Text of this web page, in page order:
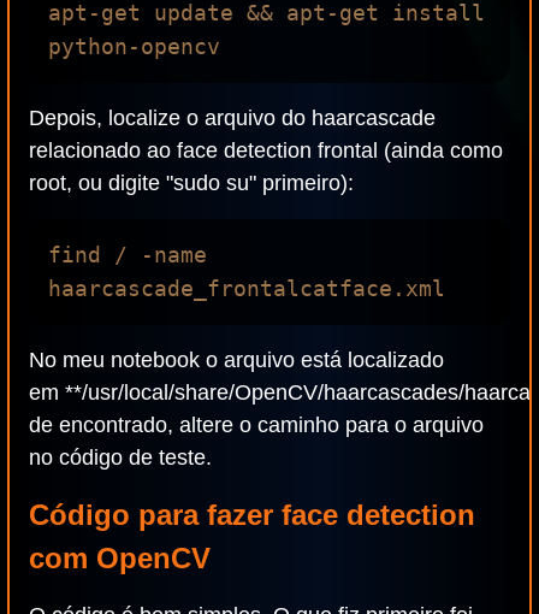
apt-get update && apt-get install
Depois, localize o arquivo do haarcascade
relacionado ao face detection frontal (ainda como
root, ou digite "sudo su" primeiro):
find / -name
No meu notebook o arquivo está localizado
em **/usr/local/share/OpenCV/haarcascades/
de encontrado, altere o caminho para o arquivo
no código de teste.
Código para fazer face detection
com OpenCV